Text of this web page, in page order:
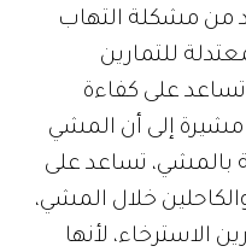
من مشكلة التهاب
للتمارين
على كفاءة
إلى أن المشي
بالمشي، تساعد على
خلال المشي،
الاسترخاء، لأنها